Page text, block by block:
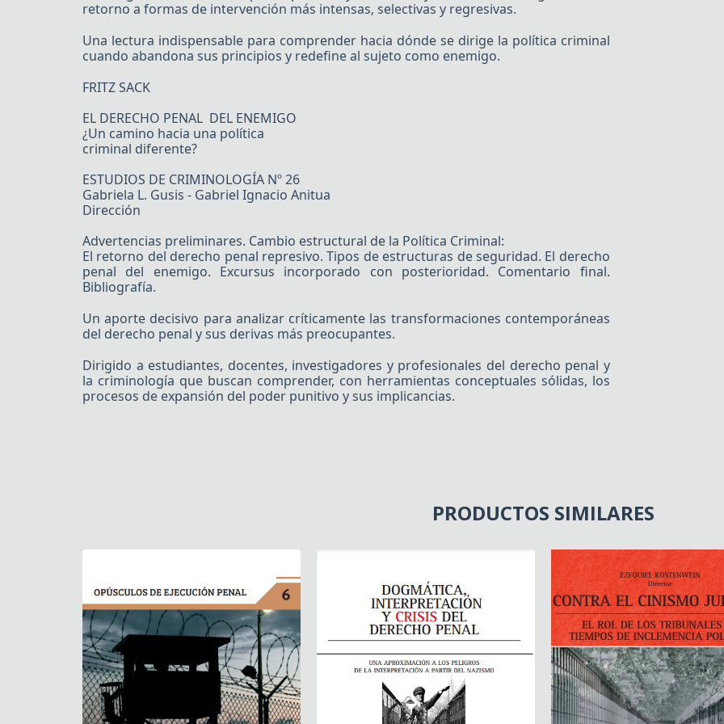
retorno a formas de intervención más intensas, selectivas y regresivas.
Una lectura indispensable para comprender hacia dónde se dirige la política criminal
cuando abandona sus principios y redefine al sujeto como enemigo.
FRITZ SACK
EL DERECHO PENAL DEL ENEMIGO
¿Un camino hacia una política
criminal diferente?
ESTUDIOS DE CRIMINOLOGÍA Nº 26
Gabriela L. Gusis - Gabriel Ignacio Anitua
Dirección
Advertencias preliminares. Cambio estructural de la Política Criminal:
El retorno del derecho penal represivo. Tipos de estructuras de seguridad. El derecho
penal del enemigo. Excursus incorporado con posterioridad. Comentario final.
Bibliografía.
Un aporte decisivo para analizar críticamente las transformaciones contemporáneas
del derecho penal y sus derivas más preocupantes.
Dirigido a estudiantes, docentes, investigadores y profesionales del derecho penal y
la criminología que buscan comprender, con herramientas conceptuales sólidas, los
procesos de expansión del poder punitivo y sus implicancias.
PRODUCTOS SIMILARES